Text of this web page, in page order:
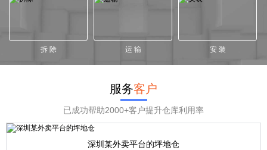
拆 除 运 输 安 装
服务客户
已成功帮助2000+客户提升仓库利用率
深圳某外卖平台的坪地仓